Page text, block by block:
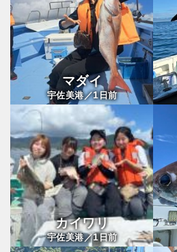
マダイ
宇佐美港／1日前
カイワリ
宇佐美港／1日前